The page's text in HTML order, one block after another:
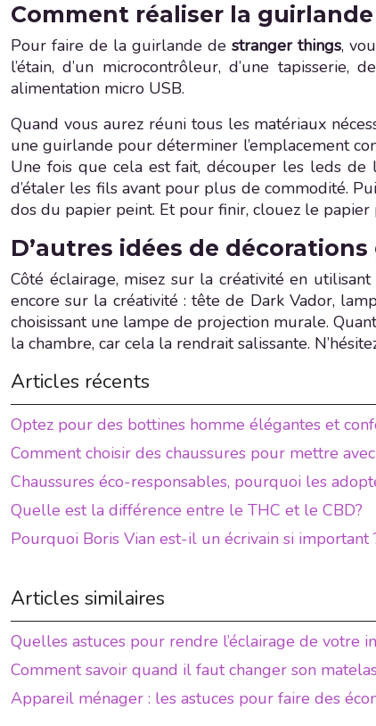
Comment réaliser la
Pour faire de la guirlande de stranger things,
l’étain, d’un microcontrôleur, d’une
alimentation micro USB.
Quand vous aurez réuni tous les matériaux
une guirlande pour déterminer l’emplacement
Une fois que cela est fait, découper les leds
d’étaler les fils avant pour plus de commodité.
dos du papier peint. Et pour finir, clouez le
D’autres idées de
Côté éclairage, misez sur la créativité en
encore sur la créativité : tête de Dark Vador,
choisissant une lampe de projection murale.
la chambre, car cela la rendrait salissante.
Articles récents
Optez pour des bottines homme élégantes et
Comment choisir des chaussures pour mettre
Chaussures éco-responsables, pourquoi les
Quelle est la différence entre le THC et le CBD?
Pourquoi Boris Vian est-il un écrivain si important
Articles similaires
Quelles astuces pour rendre l’éclairage de votre
Comment savoir quand il faut changer son
Appareil ménager : les astuces pour faire des